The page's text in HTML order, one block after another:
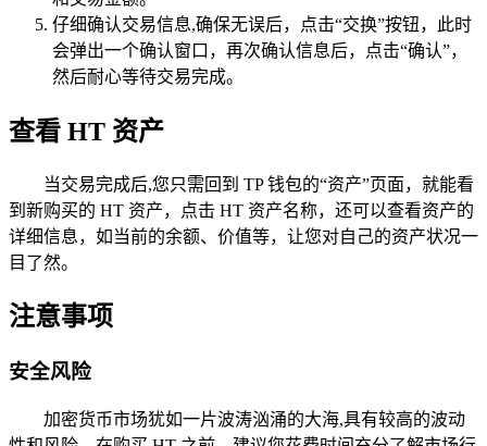
仔细确认交易信息,确保无误后，点击“交换”按钮，此时
会弹出一个确认窗口，再次确认信息后，点击“确认”，
然后耐心等待交易完成。
查看 HT 资产
当交易完成后,您只需回到 TP 钱包的“资产”页面，就能看
到新购买的 HT 资产，点击 HT 资产名称，还可以查看资产的
详细信息，如当前的余额、价值等，让您对自己的资产状况一
目了然。
注意事项
安全风险
加密货币市场犹如一片波涛汹涌的大海,具有较高的波动